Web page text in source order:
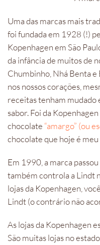
Uma das marcas mais
foi fundada em 1928 (!)
Kopenhagen em São
da infância de muitos de
Chumbinho, Nhá Benta
nos nossos corações,
receitas tenham mudado
sabor. Foi da
chocolate “amargo” (ou
chocolate que hoje é
Em 1990, a marca
também controla a Lindt
lojas da Kopenhagen,
Lindt (o contrário não
As lojas da Kopenhagen
São muitas lojas no